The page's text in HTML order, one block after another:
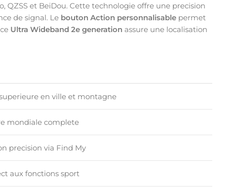
QZSS et BeiDou. Cette technologie offre une precision
de signal. Le bouton Action personnalisable permet
Ultra Wideband 2e generation assure une localisation
en ville et montagne
mondiale complete
precision via Find My
aux fonctions sport